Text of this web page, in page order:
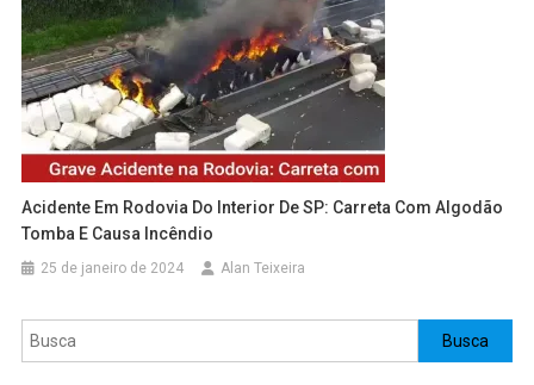
Acidente Em Rodovia Do Interior De SP: Carreta Com Algodão
Tomba E Causa Incêndio
25 de janeiro de 2024 Alan Teixeira
Pesquisar Busca